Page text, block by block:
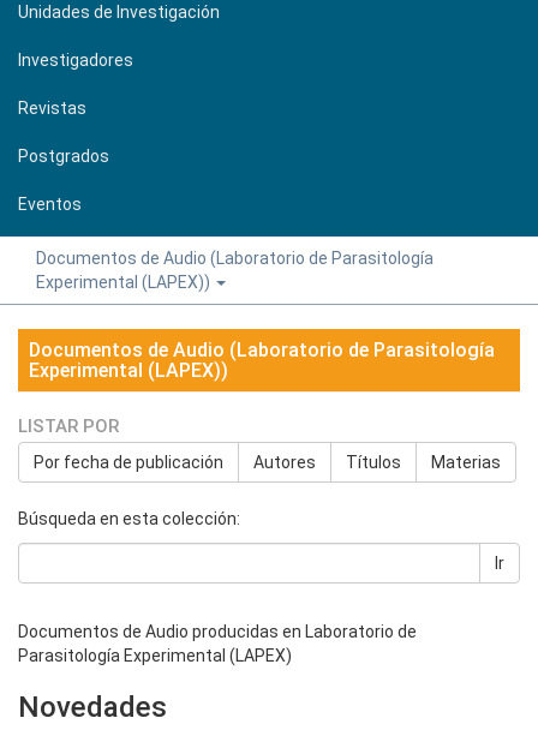
Unidades de Investigación
Investigadores
Revistas
Postgrados
Eventos
Documentos de Audio (Laboratorio de Parasitología
Experimental (LAPEX))
Documentos de Audio (Laboratorio de Parasitología
Experimental (LAPEX))
LISTAR POR
Por fecha de publicación Autores Títulos Materias
Búsqueda en esta colección:
Ir
Documentos de Audio producidas en Laboratorio de
Parasitología Experimental (LAPEX)
Novedades